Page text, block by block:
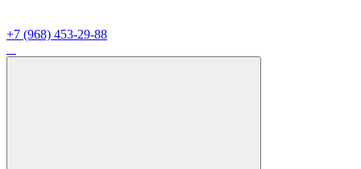
+7 (968) 453-29-88